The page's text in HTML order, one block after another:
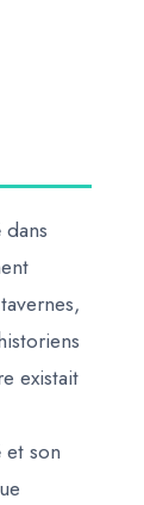
existait
son